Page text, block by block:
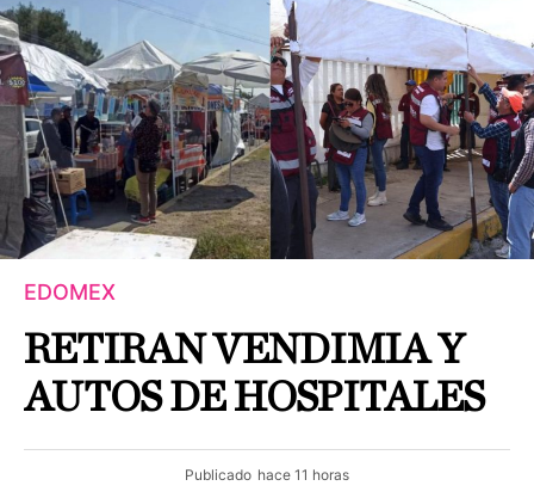
EDOMEX
RETIRAN VENDIMIA Y
AUTOS DE HOSPITALES
Publicado hace 11 horas